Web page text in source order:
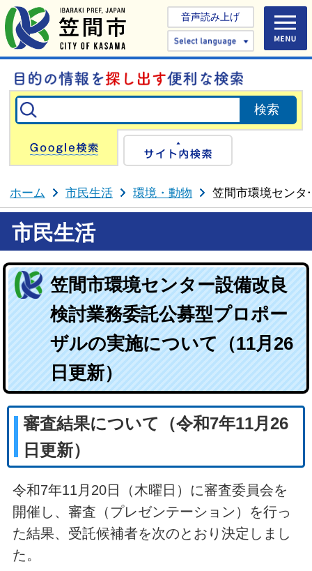
音声読み上げ
Select
Google検索
ホーム 市民生活 環境・動物 笠間市環境センタ
市民生活
笠間市環境センター設備改良
検討業務委託公募型プロポー
ザルの実施について（11月26
日更新）
審査結果について（令和7年11月26
日更新）
令和7年11月20日（木曜日）に審査委員会を
開催し、審査（プレゼンテーション）を行っ
た結果、受託候補者を次のとおり決定しまし
た。